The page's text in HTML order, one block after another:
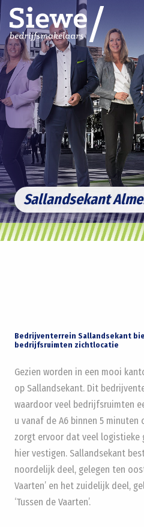
Sallandsekant
Bedrijventerrein Sallandsekant
bedrijfsruimten zichtlocatie
Gezien worden in een mooi
op Sallandsekant. Dit
waardoor veel bedrijfsruimten
u vanaf de A6 binnen 5 minuten
zorgt ervoor dat veel logistieke
hier vestigen. Sallandsekant
noordelijk deel, gelegen ten
Vaarten’ en het zuidelijk deel,
‘Tussen de Vaarten’.